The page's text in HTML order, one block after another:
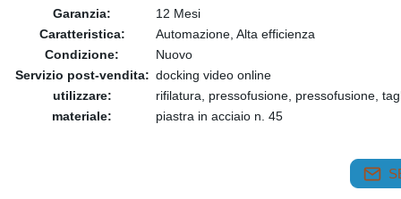
Garanzia:
12 Mesi
Caratteristica:
Automazione, Alta efficienza
Condizione:
Nuovo
Servizio post-vendita: docking video online
utilizzare:
rifilatura, pressofusione, pressofusione,
materiale:
piastra in acciaio n. 45